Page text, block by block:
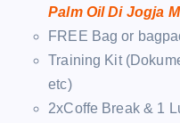
Palm Oil Di Jogja
FREE Bag or
Training Kit
etc)
2xCoffe Break & 1